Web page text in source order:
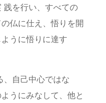
践を行い、すべての
仏に仕え、悟りを開
うに悟りに達す
自己中心ではな
うにみなして、他と